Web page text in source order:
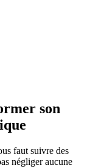
son
faut suivre des
négliger aucune